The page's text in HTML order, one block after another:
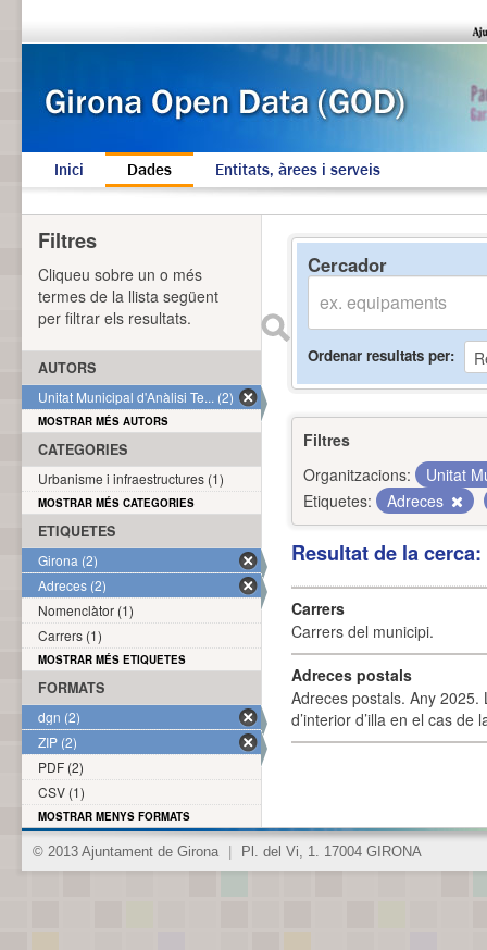
Inici Dades Entitats, àrees i serveis
Cercador
Ordenar resultats per
Filtres
Organitzacions:
Unitat
Etiquetes:
Adreces
Resultat de la
Carrers
Carrers del municipi.
Adreces postals
Adreces postals. Any 2025.
d’interior d’illa en el cas
Filtres
Cliqueu sobre un o més
termes de la llista següent
per filtrar els resultats.
AUTORS
Unitat Municipal d'Anàlisi Te... (2)
MOSTRAR MÉS AUTORS
CATEGORIES
Urbanisme i infraestructures (1)
MOSTRAR MÉS CATEGORIES
ETIQUETES
Girona (2)
Adreces (2)
Nomenclàtor (1)
Carrers (1)
MOSTRAR MÉS ETIQUETES
FORMATS
dgn (2)
ZIP (2)
PDF (2)
CSV (1)
MOSTRAR MENYS FORMATS
© 2013 Ajuntament de Girona Pl. del Vi, 1. 17004 GIRONA